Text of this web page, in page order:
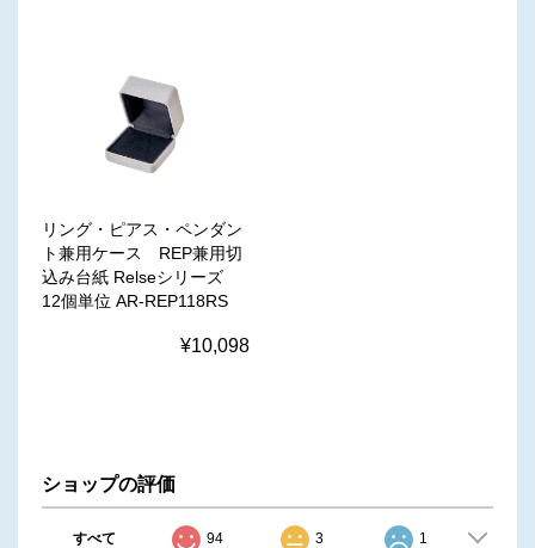
リング・ピアス・ペンダン
ト兼用ケース REP兼用切
込み台紙 Relseシリーズ
12個単位 AR-REP118RS
¥10,098
ショップの評価
すべて 94 3 1